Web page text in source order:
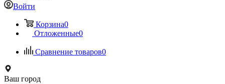
Войти
Корзина0
Отложенные0
Сравнение товаров0
Ваш город